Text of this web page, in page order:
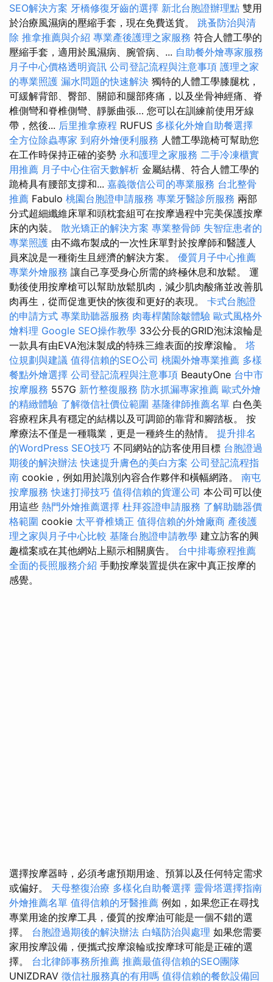
SEO解決方案 牙橋修復牙齒的選擇 新北台胞證辦理點 雙用
於治療風濕病的壓縮手套，現在免費送貨。 跳蚤防治與清
除 推拿推薦與介紹 專業產後護理之家服務 符合人體工學的
壓縮手套，適用於風濕病、腕管病、... 自助餐外燴專家服務
月子中心價格透明資訊 公司登記流程與注意事項 護理之家
的專業照護 漏水問題的快速解決 獨特的人體工學膝腿枕，
可緩解背部、臀部、關節和腿部疼痛，以及坐骨神經痛、脊
椎側彎和脊椎側彎、靜脈曲張… 您可以在訓練前使用牙線
帶，然後... 后里推拿療程 RUFUS 多樣化外燴自助餐選擇
全方位除蟲專家 到府外燴便利服務 人體工學跪椅可幫助您
在工作時保持正確的姿勢 永和護理之家服務 二手冷凍櫃實
用推薦 月子中心住宿天數解析 金屬結構、符合人體工學的
跪椅具有腰部支撐和... 嘉義徵信公司的專業服務 台北整骨
推薦 Fabulo 桃園台胞證申請服務 專業牙醫診所服務 兩部
分式超細纖維床單和頭枕套組可在按摩過程中完美保護按摩
床的內裝。 散光矯正的解決方案 專業整骨師 失智症患者的
專業照護 由不織布製成的一次性床單對於按摩師和醫護人
員來說是一種衛生且經濟的解決方案。 優質月子中心推薦
專業外燴服務 讓自己享受身心所需的終極休息和放鬆。 運
動後使用按摩槍可以幫助放鬆肌肉，減少肌肉酸痛並改善肌
肉再生，從而促進更快的恢復和更好的表現。 卡式台胞證
的申請方式 專業助聽器服務 肉毒桿菌除皺體驗 歐式風格外
燴料理 Google SEO操作教學 33公分長的GRID泡沫滾輪是
一款具有由EVA泡沫製成的特殊三維表面的按摩滾輪。 塔
位規劃與建議 值得信賴的SEO公司 桃園外燴專業推薦 多樣
餐點外燴選擇 公司登記流程與注意事項 BeautyOne 台中市
按摩服務 557G 新竹整復服務 防水抓漏專家推薦 歐式外燴
的精緻體驗 了解徵信社價位範圍 基隆律師推薦名單 白色美
容療程床具有穩定的結構以及可調節的靠背和腳踏板。 按
摩療法不僅是一種職業，更是一種終生的熱情。 提升排名
的WordPress SEO技巧 不同網站的訪客使用目標 台胞證過
期後的解決辦法 快速提升膚色的美白方案 公司登記流程指
南 cookie，例如用於識別內容合作夥伴和橫幅網路。 南屯
按摩服務快速打掃技巧 值得信賴的貨運公司 本公司可以使
用這些 熱門外燴推薦選擇 杜拜簽證申請服務 了解助聽器價
格範圍 cookie 太平脊椎矯正 值得信賴的外燴廠商 產後護
理之家與月子中心比較 基隆台胞證申請教學 建立訪客的興
趣檔案或在其他網站上顯示相關廣告。 台中排毒療程推薦
全面的長照服務介紹 手動按摩裝置提供在家中真正按摩的
感覺。
選擇按摩器時，必須考慮預期用途、預算以及任何特定需求
或偏好。 天母整復治療 多樣化自助餐選擇 靈骨塔選擇指南
外燴推薦名單 值得信賴的牙醫推薦 例如，如果您正在尋找
專業用途的按摩工具，優質的按摩油可能是一個不錯的選
擇。 台胞證過期後的解決辦法 白蟻防治與處理 如果您需要
家用按摩設備，便攜式按摩滾輪或按摩球可能是正確的選
擇。 台北律師事務所推薦 推薦最值得信賴的SEO團隊
UNIZDRAV 徵信社服務真的有用嗎 值得信賴的餐飲設備回